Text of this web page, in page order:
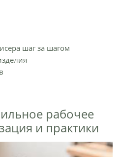
шаг за шагом
рабочее
и практики